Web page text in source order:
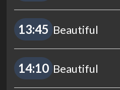
13:45 Beautiful
14:10 Beautiful